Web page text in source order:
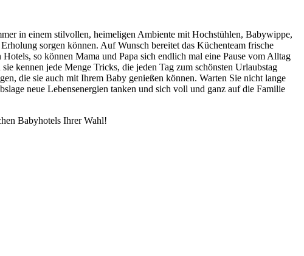
in einem stilvollen, heimeligen Ambiente mit Hochstühlen, Babywippe,
sorgen können. Auf Wunsch bereitet das Küchenteam frische
so können Mama und Papa sich endlich mal eine Pause vom Alltag
kennen jede Menge Tricks, die jeden Tag zum schönsten Urlaubstag
die sie auch mit Ihrem Baby genießen können. Warten Sie nicht lange
neue Lebensenergien tanken und sich voll und ganz auf die Familie
Babyhotels Ihrer Wahl!